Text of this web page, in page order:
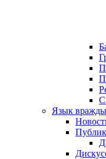
Язык вражды